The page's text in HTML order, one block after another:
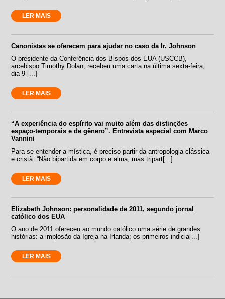
LER MAIS
Canonistas se oferecem para ajudar no caso da Ir. Johnson
O presidente da Conferência dos Bispos dos EUA (USCCB),
arcebispo Timothy Dolan, recebeu uma carta na última sexta-feira,
dia 9 [...]
LER MAIS
“A experiência do espírito vai muito além das distinções
espaço-temporais e de gênero”. Entrevista especial com Marco
Vannini
Para se entender a mística, é preciso partir da antropologia clássica
e cristã: “Não bipartida em corpo e alma, mas tripart[...]
LER MAIS
Elizabeth Johnson: personalidade de 2011, segundo jornal
católico dos EUA
O ano de 2011 ofereceu ao mundo católico uma série de grandes
histórias: a implosão da Igreja na Irlanda; os primeiros indicia[...]
LER MAIS